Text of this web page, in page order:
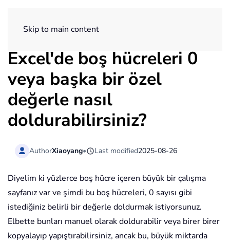
Skip to main content
Excel'de boş hücreleri 0
veya başka bir özel
değerle nasıl
doldurabilirsiniz?
AuthorXiaoyang• Last modified2025-08-26
Diyelim ki yüzlerce boş hücre içeren büyük bir çalışma
sayfanız var ve şimdi bu boş hücreleri, 0 sayısı gibi
istediğiniz belirli bir değerle doldurmak istiyorsunuz.
Elbette bunları manuel olarak doldurabilir veya birer birer
kopyalayıp yapıştırabilirsiniz, ancak bu, büyük miktarda